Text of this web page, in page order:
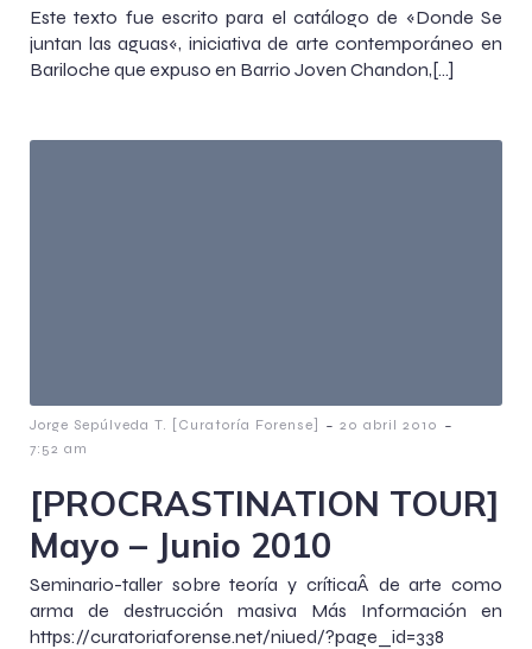
Este texto fue escrito para el catálogo de «Donde Se
juntan las aguas«, iniciativa de arte contemporáneo en
Bariloche que expuso en Barrio Joven Chandon,[…]
Jorge Sepúlveda T. [Curatoría Forense] - 20 abril 2010 -
7:52 am
[PROCRASTINATION TOUR]
Mayo – Junio 2010
Seminario-taller sobre teoría y críticaÂ de arte como
arma de destrucción masiva Más Información en
https://curatoriaforense.net/niued/?page_id=338